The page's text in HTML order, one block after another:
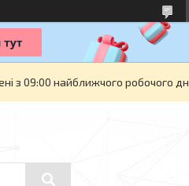
з 09:00 найближчого робочого